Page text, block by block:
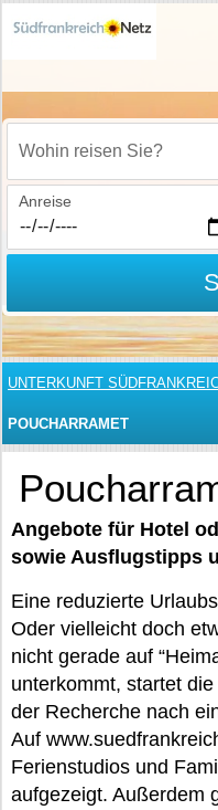
Wohin reisen Sie?
Anreise
UNTERKUNFT
POUCHARRAMET
Angebote für Hotel
sowie Ausflugstipps
Eine reduzierte
Oder vielleicht doch
nicht gerade auf
unterkommt, startet
der Recherche nach
Auf
Ferienstudios und
aufgezeigt. Außerdem